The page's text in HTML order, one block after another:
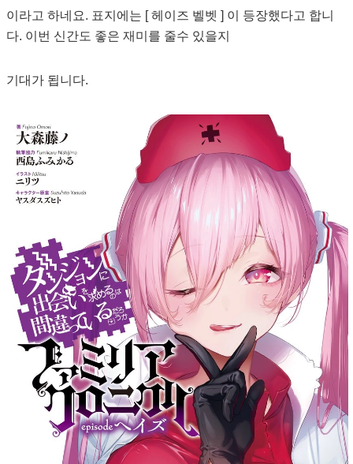
이라고 하네요. 표지에는 [ 헤이즈 벨벳 ] 이 등장했다고 합니
다. 이번 신간도 좋은 재미를 줄수 있을지
기대가 됩니다.